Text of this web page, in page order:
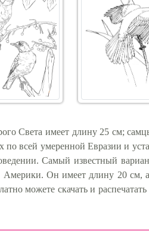
Света имеет длину 25 см;
по всей умеренной Евразии и
Самый известный
Он имеет длину 20 см, а
можете скачать и распечатать